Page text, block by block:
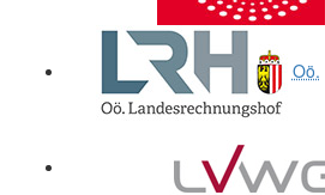
Oö.